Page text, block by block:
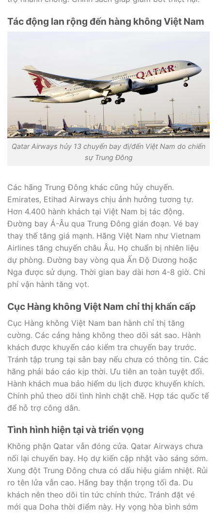
Tác động lan rộng đến hàng không Việt Nam
Qatar Airways hủy 13 chuyến bay đi/đến Việt Nam do chiến
sự Trung Đông
Các hãng Trung Đông khác cũng hủy chuyến.
Emirates, Etihad Airways chịu ảnh hưởng tương tự.
Hơn 4.400 hành khách tại Việt Nam bị tác động.
Đường bay Á-Âu qua Trung Đông gián đoạn. Vé bay
thay thế tăng giá mạnh. Hãng Việt Nam như Vietnam
Airlines tăng chuyến châu Âu. Họ chuẩn bị nhiên liệu
dự phòng. Đường bay vòng qua Ấn Độ Dương hoặc
Nga được sử dụng. Thời gian bay dài hơn 4-8 giờ. Chi
phí vận hành tăng vọt.
Cục Hàng không Việt Nam chỉ thị khẩn cấp
Cục Hàng không Việt Nam ban hành chỉ thị tăng
cường. Các cảng hàng không theo dõi sát sao. Hành
khách được khuyến cáo kiểm tra chuyến bay trước.
Tránh tập trung tại sân bay nếu chưa có thông tin. Các
hãng phải báo cáo kịp thời. Ưu tiên an toàn tuyệt đối.
Hành khách mua bảo hiểm du lịch được khuyến khích.
Chính phủ theo dõi tình hình chặt chẽ. Hợp tác quốc tế
để hỗ trợ công dân.
Tình hình hiện tại và triển vọng
Không phận Qatar vẫn đóng cửa. Qatar Airways chưa
nối lại chuyến bay. Họ dự kiến cập nhật vào sáng sớm.
Xung đột Trung Đông chưa có dấu hiệu giảm nhiệt. Rủi
ro tên lửa vẫn cao. Hãng bay thận trọng tối đa. Du
khách nên theo dõi tin tức chính thức. Tránh đặt vé
mới qua Doha thời điểm này. Hy vọng hòa bình sớm